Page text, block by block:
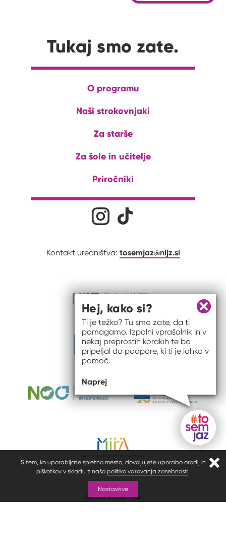
S tem, ko uporabljate spletno mesto, dovoljujete uporabo orodij in
piškotkov v skladu z našo politiko varovanja zasebnosti.
Nastavitve
Tukaj smo zate.
O programu
Naši strokovnjaki
Za starše
Za šole in učitelje
Priročniki
Družabna omrežjaNa naš Instagram profil
Kontakt uredništva: tosemjaz@nijz.si
© 2026 #to sem jaz
Gumb
Zapri
Hej, kako si?
Ti je težko? Tu smo zate, da ti
pomagamo. Izpolni vprašalnik in v
nekaj preprostih korakih te bo
pripeljal do podpore, ki ti je lahko v
pomoč.
Naprej